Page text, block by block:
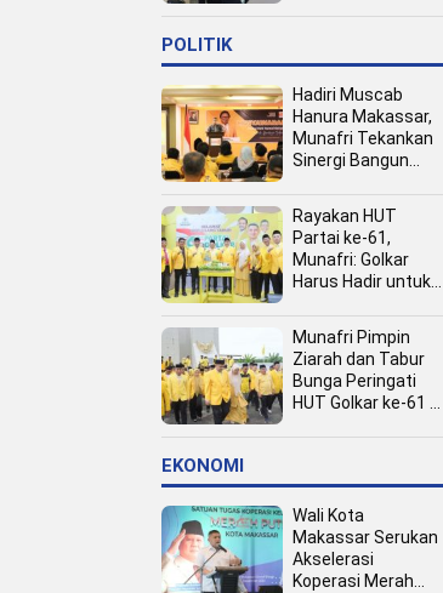
POLITIK
Hadiri Muscab
Hanura Makassar,
Munafri Tekankan
Sinergi Bangun
Rayakan HUT
Partai ke-61,
Munafri: Golkar
Harus Hadir untuk
Munafri Pimpin
Ziarah dan Tabur
Bunga Peringati
HUT Golkar ke-61 di
EKONOMI
Wali Kota
Makassar Serukan
Akselerasi
Koperasi Merah